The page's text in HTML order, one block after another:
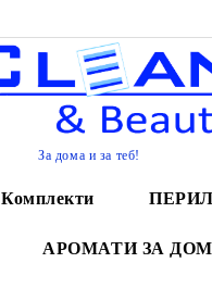
За дома и за теб!
Комплекти
АРОМАТИ ЗА